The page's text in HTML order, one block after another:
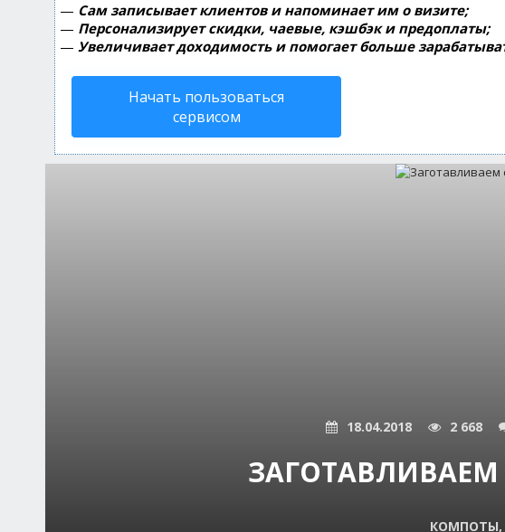
— Сам записывает клиентов и напоминает им о визите;
— Персонализирует скидки, чаевые, кэшбэк и предоплаты;
— Увеличивает доходимость и помогает больше
Начать пользоваться
сервисом
18.04.2018 2 668
КОМПОТЫ,